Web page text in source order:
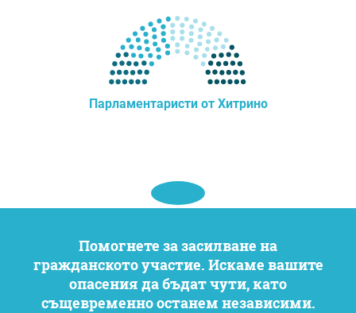
Парламентаристи от Хитрино
Помогнете за засилване на
гражданското участие. Искаме вашите
опасения да бъдат чути, като
същевременно останем независими.